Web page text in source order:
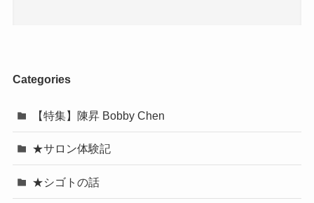
Categories
【特集】陳昇 Bobby Chen
★サロン体験記
★シゴトの話